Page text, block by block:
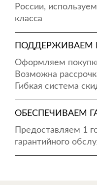
России,
класса
ПОДДЕРЖИВАЕМ
Оформляем
Возможна
Гибкая система
ОБЕСПЕЧИВАЕМ
Предоставляем 1
гарантийного